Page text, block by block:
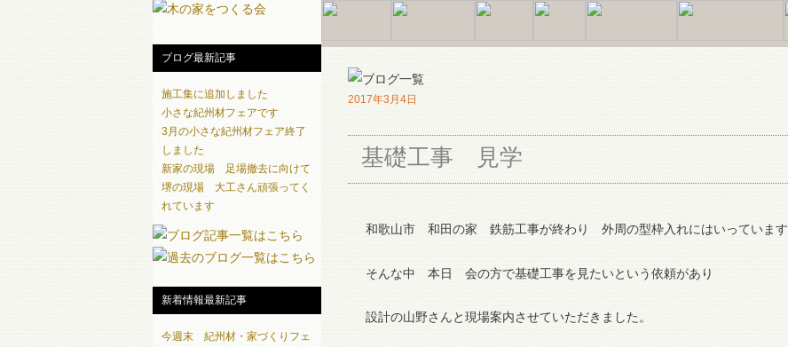
2017年3月4日
基礎工事 見学
和歌山市 和田の家 鉄筋工事が終わり 外周の型枠入れにはいっています
そんな中 本日 会の方で基礎工事を見たいという依頼があり
設計の山野さんと現場案内させていただきました。
ブログ最新記事
施工集に追加しました
小さな紀州材フェアです
3月の小さな紀州材フェア終了
しました
新家の現場 足場撤去に向けて
堺の現場 大工さん頑張ってく
れています
新着情報最新記事
今週末 紀州材・家づくりフェ